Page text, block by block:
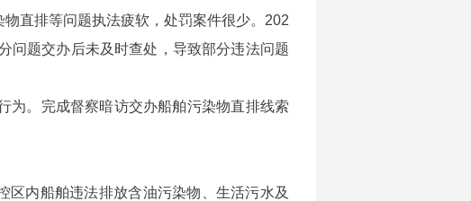
直排等问题执法疲软，处罚案件很少。202
问题交办后未及时查处，导致部分违法问题
为。完成督察暗访交办船舶污染物直排线索
区内船舶违法排放含油污染物、生活污水及